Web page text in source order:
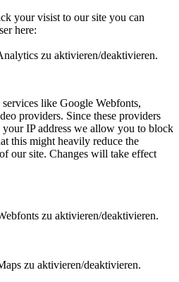
your visist to our site you can
here:
zu aktivieren/deaktivieren.
like Google Webfonts,
providers. Since these providers
IP address we allow you to block
this might heavily reduce the
our site. Changes will take effect
zu aktivieren/deaktivieren.
zu aktivieren/deaktivieren.